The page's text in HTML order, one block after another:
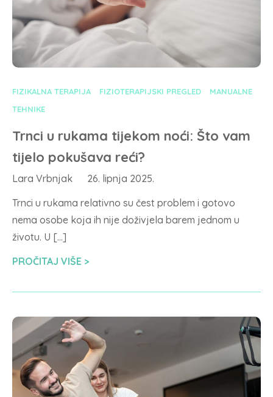
FIZIKALNA TERAPIJA FIZIOTERAPIJSKI PREGLED
MANUALNE
TEHNIKE
Trnci u rukama tijekom noći: Što vam
tijelo pokušava reći?
Lara Vrbnjak
26. lipnja 2025.
Trnci u rukama relativno su čest problem i gotovo
nema osobe koja ih nije doživjela barem jednom u
životu. U […]
PROČITAJ VIŠE